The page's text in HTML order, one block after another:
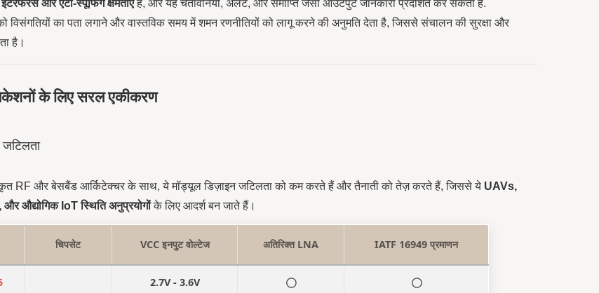
और एंटी-स्पूफिंग क्षमताएँहैं, और यह चेतावनियों, अलर्ट, और समाप्ति जैसी आउटपुट जानकारी प्रदर्शित कर सकता है.
विसंगतियों का पता लगाने और वास्तविक समय में शमन रणनीतियों को लागू करने की अनुमति देता है, जिससे संचालन की सुरक्षा और
है।
के लिए सरल एकीकरण
RF और बेसबैंड आर्किटेक्चर के साथ, ये मॉड्यूल डिज़ाइन जटिलता को कम करते हैं और तैनाती को तेज़ करते हैं, जिससे ये UAVs,
और औद्योगिक IoT स्थिति अनुप्रयोगोंके लिए आदर्श बन जाते हैं।
चिपसेट VCC इनपुट वोल्टेज अतिरिक्त LNA IATF 16949 प्रमाणन
2.7V - 3.6V ◯ ◯